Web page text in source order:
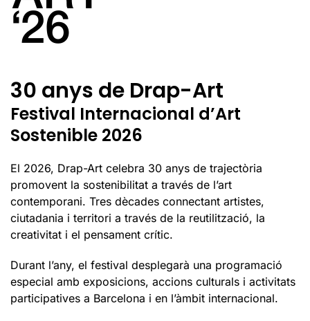
30 anys de Drap-Art
Festival Internacional d’Art
Sostenible 2026
El 2026, Drap-Art celebra 30 anys de trajectòria
promovent la sostenibilitat a través de l’art
contemporani. Tres dècades connectant artistes,
ciutadania i territori a través de la reutilització, la
creativitat i el pensament crític.
Durant l’any, el festival desplegarà una programació
especial amb exposicions, accions culturals i activitats
participatives a Barcelona i en l’àmbit internacional.